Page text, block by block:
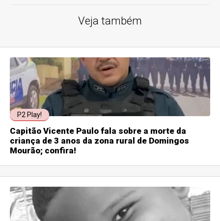
Veja também
P2 Play!
Capitão Vicente Paulo fala sobre a morte da
criança de 3 anos da zona rural de Domingos
Mourão; confira!